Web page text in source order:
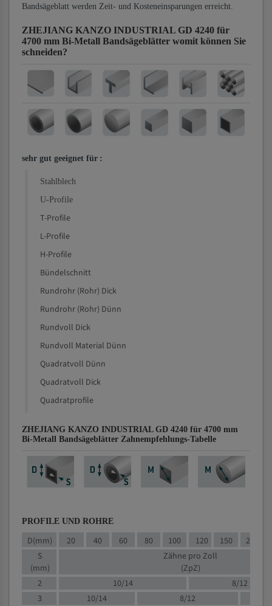
Bandsägeblatt werden Zeit- und Kosteneinsparungen erreicht.
ZHEJIANG KANZO INDUSTRIAL GD 4240 für
4700 mm Bi-Metall Bandsägeblätter womit können Sie
schneiden?
sehr gut geeignet für :
Stahlblech
U-Profile
T-Profile
L-Profile
H-Profile
Bündelschnitt
Rundrohr (Rohr) Dick
Rundrohr (Rohr) Dünn
Rundvoll Dick
Rundvoll Material Dünn
Quadratvoll Dünn
Quadratvoll Dick
Quadratprofile
ZHEJIANG KANZO INDUSTRIAL GD 4240 für 4700 mm
Bi-Metall Bandsägeblätter Zahnempfehlungs-Tabelle
PROFILE UND ROHRE
D(mm) 20 40 60 80 100 120 150 200
S
(mm)
Zähne pro Zoll
(ZpZ)
2
10/14
8/12
3
10/14 8/12